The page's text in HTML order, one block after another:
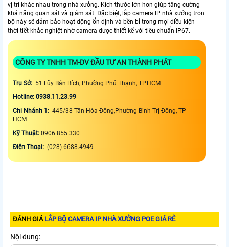
vị trí khác nhau trong nhà xưởng. Kích thước lớn hơn giúp tăng cường
khả năng quan sát và giám sát. Đặc biệt, lắp camera IP nhà xưởng trọn
bộ này sẽ đảm bảo hoạt động ổn định và bền bỉ trong mọi điều kiện
thời tiết khắc nghiệt nhờ camera được thiết kế với tiêu chuẩn IP67.
CÔNG TY TNHH TM-DV ĐẦU TƯ AN THÀNH PHÁT
Trụ Sở: 51 Lũy Bán Bích, Phường Phú Thạnh, TP.HCM
Hotline: 0938.11.23.99
Chi Nhánh 1: 445/38 Tân Hòa Đông,Phường Bình Trị Đông, TP
HCM
Kỹ Thuật: 0906.855.330
Điện Thoại: (028) 6688.4949
ĐÁNH GIÁ LẮP BỘ CAMERA IP NHÀ XƯỞNG POE GIÁ RẺ
Nội dung: